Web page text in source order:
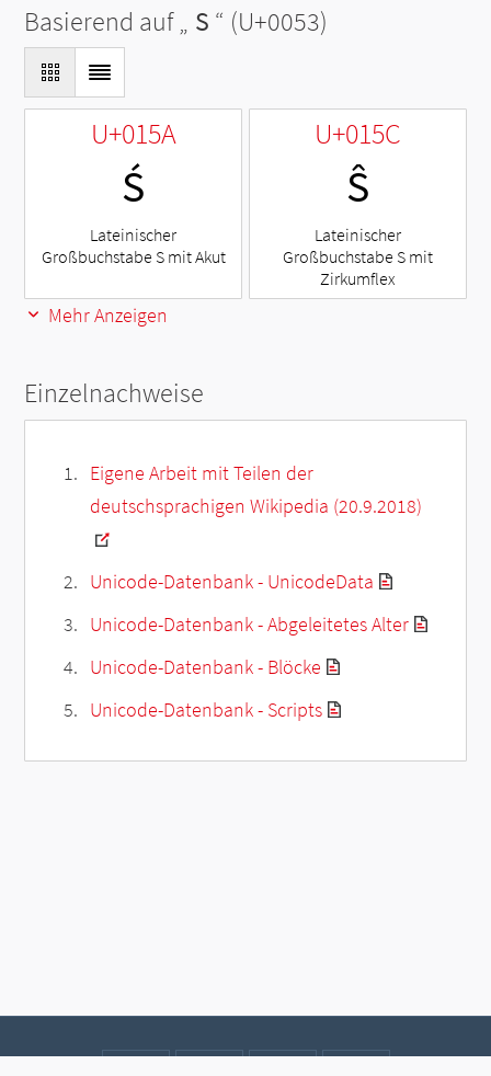
Basierend auf „ S “ (U+0053)
U+015A
Ś
Lateinischer
Großbuchstabe S mit Akut
U+015C
Ŝ
Lateinischer
Großbuchstabe S mit
Zirkumflex
Mehr Anzeigen
Einzelnachweise
Eigene Arbeit mit Teilen der
deutschsprachigen Wikipedia (20.9.2018)
Unicode-Datenbank - UnicodeData
Unicode-Datenbank - Abgeleitetes Alter
Unicode-Datenbank - Blöcke
Unicode-Datenbank - Scripts